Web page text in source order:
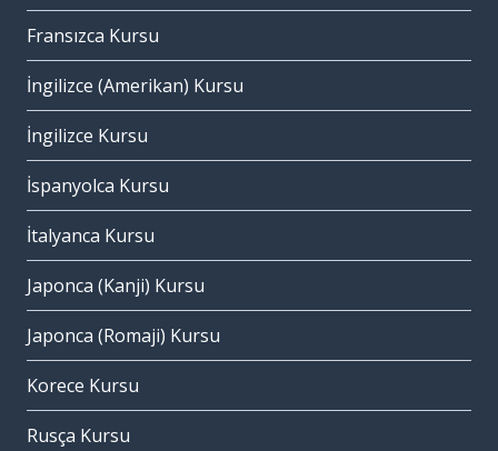
Fransızca Kursu
İngilizce (Amerikan) Kursu
İngilizce Kursu
İspanyolca Kursu
İtalyanca Kursu
Japonca (Kanji) Kursu
Japonca (Romaji) Kursu
Korece Kursu
Rusça Kursu